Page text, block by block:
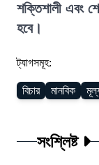
শক্তিশালী এবং
হবে।
ট্যাগসমূহ:
বিচার মানবিক
সংশ্লিষ্ট